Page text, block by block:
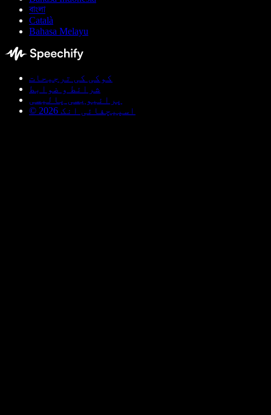
বাংলা
Català
Bahasa Melayu
کوکی کی ترجیحات
شرائط و ضوابط
پرائیویسی پالیسی
© اسپیچفائی انک 2026